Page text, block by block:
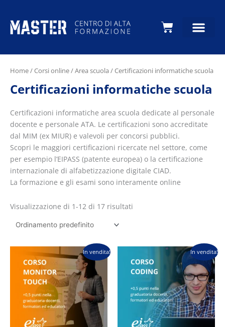
Carrello
Home/Corsi online/Area scuola / Certificazioni informatiche scuola
Certificazioni informatiche scuola
Certificazioni informatiche area scuola dedicate al personale
docente e personale ATA. Le certificazioni sono accreditate
dal MIM (ex MIUR) e valevoli per concorsi pubblici.
Scopri le maggiori certificazioni ricercate nel settore, come
per esempio l’EIPASS (patente europea) o la certificazione
internazionale di alfabetizzazione digitale CIAD.
La formazione e gli esami sono interamente online
Visualizzazione di 1-12 di 17 risultati
In vendita!
prezzo
originale
era:
€290,00.
prezzo
attuale
è:
€149,00.
In vendita!
prezzo
originale
era:
Il
prezzo
attuale
€149,00.